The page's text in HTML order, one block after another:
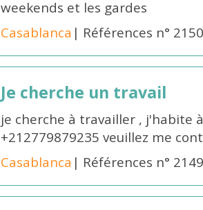
weekends et les gardes
Casablanca | Références n°
Je cherche un travail
je cherche à travailler , j'habite
+212779879235 veuillez me
Casablanca | Références n°